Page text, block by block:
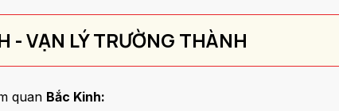
- VẠN LÝ TRƯỜNG THÀNH
quan Bắc Kinh: